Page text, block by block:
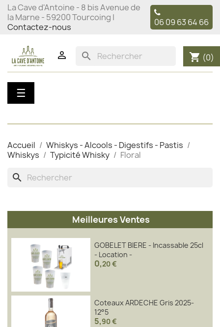
La Cave d'Antoine - 8 bis Avenue de
la Marne - 59200 Tourcoing |
Contactez-nous
06 09 63 64 66
 search shopping_cart (0)
Basculer
la
☰
Accueil
Whiskys - Alcools - Digestifs - Pastis
Whiskys
Typicité Whisky Floral
search
Meilleures Ventes
GOBELET BIERE - Incassable 25cl
- Location -
0,20 €
Coteaux ARDECHE Gris 2025-
12°5
5,90 €